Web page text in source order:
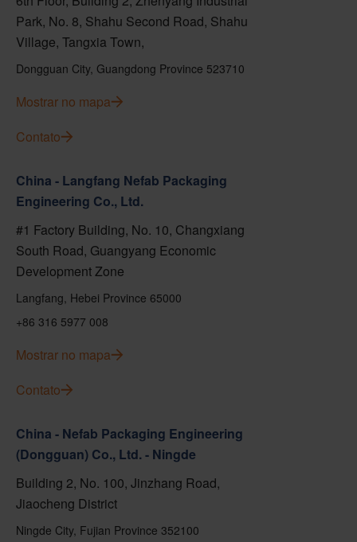
Park, No. 8, Shahu Second Road, Shahu
Village, Tangxia Town,
Dongguan City, Guangdong Province 523710
Mostrar no mapa
Contato
China - Langfang Nefab Packaging
Engineering Co., Ltd.
#1 Factory Building, No. 10, Changxiang
South Road, Guangyang Economic
Development Zone
Langfang, Hebei Province 65000
+86 316 5977 008
Mostrar no mapa
Contato
China - Nefab Packaging Engineering
(Dongguan) Co., Ltd. - Ningde
Building 2, No. 100, Jinzhang Road,
Jiaocheng District
Ningde City, Fujian Province 352100